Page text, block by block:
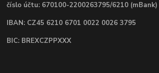
číslo účtu: 670100-2200263795/6210 (mBank)
IBAN: CZ45 6210 6701 0022 0026 3795
BIC: BREXCZPPXXX